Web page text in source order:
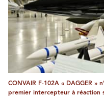
CONVAIR F-102A « DAGGER »
premier intercepteur à réaction